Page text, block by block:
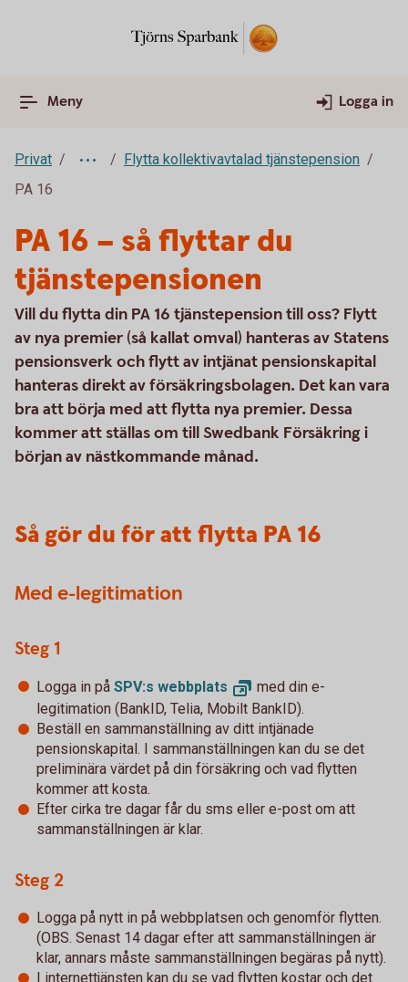
Meny Logga in
Privat
Flytta kollektivavtalad tjänstepension
PA 16
PA 16 – så flyttar du
tjänstepensionen
Vill du flytta din PA 16 tjänstepension till oss? Flytt
av nya premier (så kallat omval) hanteras av Statens
pensionsverk och flytt av intjänat pensionskapital
hanteras direkt av försäkringsbolagen. Det kan vara
bra att börja med att flytta nya premier. Dessa
kommer att ställas om till Swedbank Försäkring i
början av nästkommande månad.
Så gör du för att flytta PA 16
Med e-legitimation
Steg 1
Logga in på SPV:s webbplats
med din e-
legitimation (BankID, Telia, Mobilt BankID).
Beställ en sammanställning av ditt intjänade
pensionskapital. I sammanställningen kan du se det
preliminära värdet på din försäkring och vad flytten
kommer att kosta.
Efter cirka tre dagar får du sms eller e-post om att
sammanställningen är klar.
Steg 2
Logga på nytt in på webbplatsen och genomför flytten.
(OBS. Senast 14 dagar efter att sammanställningen är
klar, annars måste sammanställningen begäras på nytt).
I internettjänsten kan du se vad flytten kostar och det